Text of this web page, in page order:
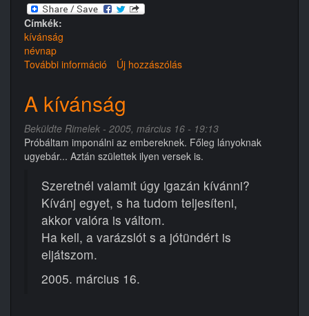
Címkék:
kívánság
névnap
További információ Boldog
kapcsolatosan
Új hozzászólás
A kívánság
Beküldte Rimelek - 2005, március 16 - 19:13
Próbáltam imponálni az embereknek. Főleg lányoknak
ugyebár... Aztán születtek ilyen versek is.
Szeretnél valamit úgy igazán kívánni?
Kívánj egyet, s ha tudom teljesíteni,
akkor valóra is váltom.
Ha kell, a varázslót s a jótündért is
eljátszom.
2005. március 16.